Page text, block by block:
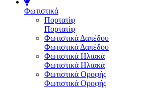
Φωτιστικά
Πορτατίφ
Πορτατίφ
Φωτιστικά Δαπέδου
Φωτιστικά Δαπέδου
Φωτιστικά Ηλιακά
Φωτιστικά Ηλιακά
Φωτιστικά Οροφής
Φωτιστικά Οροφής